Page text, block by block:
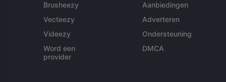
Brusheezy
Vecteezy
Videezy
Word een
provider
Aanbiedingen
Adverteren
Ondersteuning
DMCA